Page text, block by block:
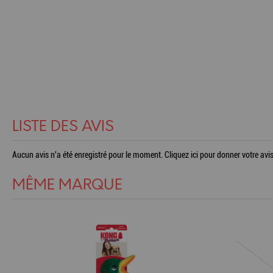
LISTE DES AVIS
Aucun avis n'a été enregistré pour le moment. Cliquez ici pour donner votre
MÊME MARQUE